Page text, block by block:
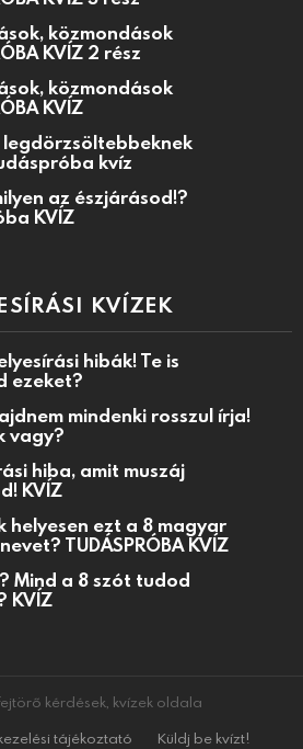
közmondások
KVÍZ 2 rész
közmondások
KVÍZ
legdörzsöltebbeknek
kvíz
az észjárásod!?
KVÍZ
KVÍZEK
hibák! Te is
ezeket?
mindenki rosszul írja!
vagy?
hiba, amit muszáj
KVÍZ
helyesen ezt a 8 magyar
TUDÁSPRÓBA KVÍZ
Mind a 8 szót tudod
KVÍZ
kérdések, kvízek oldala
tájékoztató
Küldj be kvízt!